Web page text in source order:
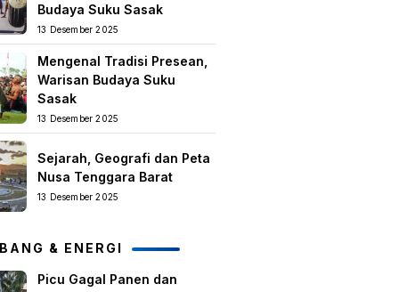
Budaya Suku Sasak
13 Desember 2025
Mengenal Tradisi Presean,
Warisan Budaya Suku
Sasak
13 Desember 2025
Sejarah, Geografi dan Peta
Nusa Tenggara Barat
13 Desember 2025
& ENERGI
Picu Gagal Panen dan